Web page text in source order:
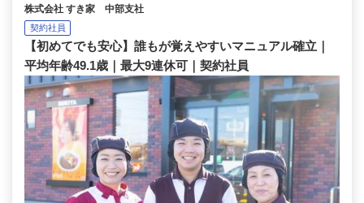
株式会社 すき家 中部支社
契約社員
【初めてでも安心】誰もが覚えやすいマニュアル確立｜
平均年齢49.1歳｜最大9連休可｜契約社員